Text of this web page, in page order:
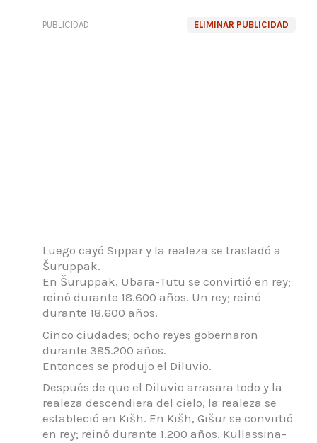
ELIMINAR PUBLICIDAD
PUBLICIDAD
Luego cayó Sippar y la realeza se trasladó a
Šuruppak.
En Šuruppak, Ubara-Tutu se convirtió en rey;
reinó durante 18.600 años. Un rey; reinó
durante 18.600 años.
Cinco ciudades; ocho reyes gobernaron
durante 385.200 años.
Entonces se produjo el Diluvio.
Después de que el Diluvio arrasara todo y la
realeza descendiera del cielo, la realeza se
estableció en Kišh. En Kišh, Gišur se convirtió
en rey; reinó durante 1.200 años. Kullassina-